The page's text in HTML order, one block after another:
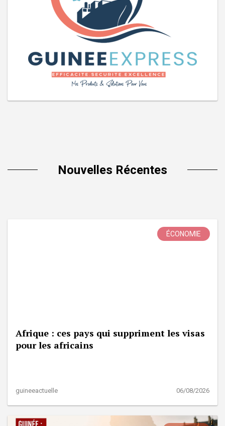
Nouvelles Récentes
ÉCONOMIE
Afrique : ces pays qui suppriment les visas
pour les africains
guineeactuelle 06/08/2026